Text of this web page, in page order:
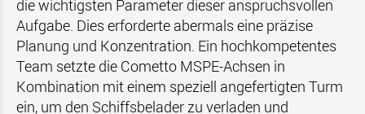
die wichtigsten Parameter dieser anspruchsvollen
Aufgabe. Dies erforderte abermals eine präzise
Planung und Konzentration. Ein hochkompetentes
Team setzte die Cometto MSPE-Achsen in
Kombination mit einem speziell angefertigten Turm
ein, um den Schiffsbelader zu verladen und